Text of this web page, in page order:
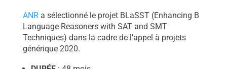
ANRa sélectionné le projet BLaSST (Enhancing B
Language Reasoners with SAT and SMT
Techniques) dans la cadre de l’appel à projets
générique 2020.